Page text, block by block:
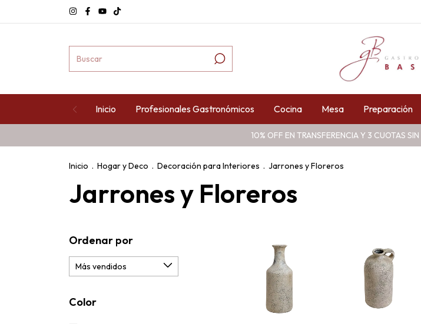
Inicio Profesionales Gastronómicos Cocina Mesa Preparación
10% OFF EN TRANSFERENCIA Y 3 CUOTAS
Inicio . Hogar y Deco . Decoración para Interiores . Jarrones y Floreros
Jarrones y Floreros
Ordenar por
Color